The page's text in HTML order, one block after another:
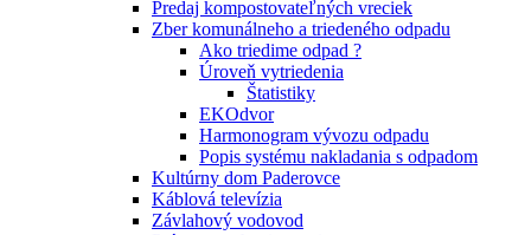
Predaj kompostovateľných vreciek
Zber komunálneho a triedeného odpadu
Ako triedime odpad ?
Úroveň vytriedenia
Štatistiky
EKOdvor
Harmonogram vývozu odpadu
Popis systému nakladania s odpadom
Kultúrny dom Paderovce
Káblová televízia
Závlahový vodovod